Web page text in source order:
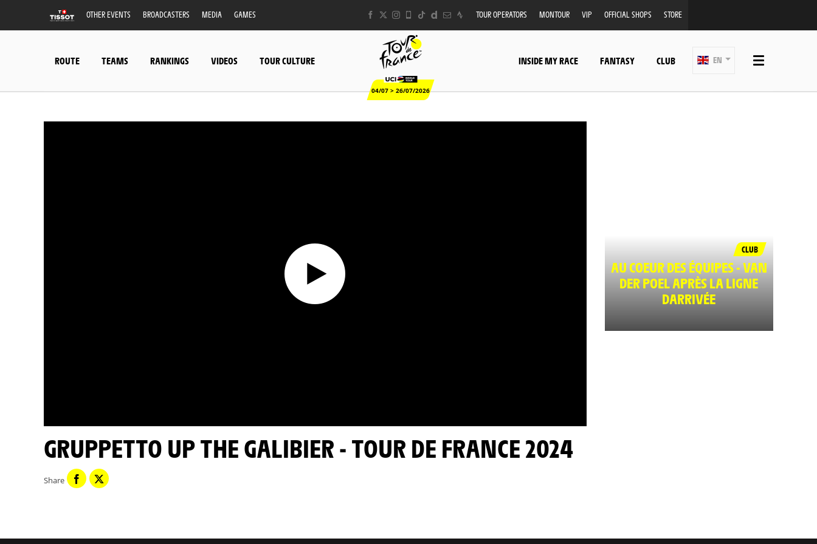
OTHER EVENTS BROADCASTERS MEDIA GAMES TOUR OPERATORS MONTOUR VIP OFFICIAL SHOPS STORE
ROUTE TEAMS RANKINGS VIDEOS TOUR CULTURE
04/07 > 26/07/2026
INSIDE MY RACE FANTASY CLUB EN
GRUPPETTO UP THE GALIBIER - TOUR DE FRANCE 2024
Share
CLUB
AU COEUR DES ÉQUIPES - VAN
DER POEL APRÈS LA LIGNE
DARRIVÉE